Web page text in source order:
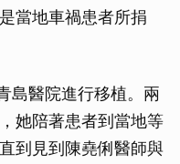
當地車禍患者所捐
島醫院進行移植。兩
她陪著患者到當地等
到見到陳堯俐醫師與